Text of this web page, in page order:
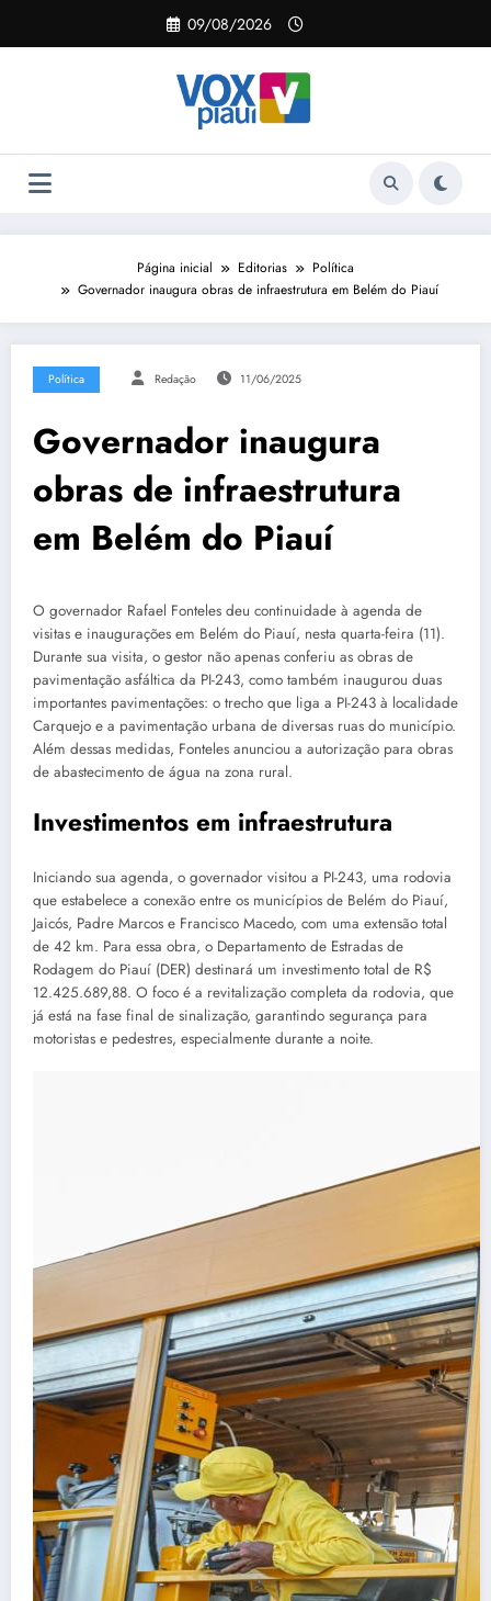
o
09/08/2026
Página inicial Editorias
Política
Governador inaugura obras de infraestrutura em Belém do Piauí
Política Redação 11/06/2025
Governador inaugura
obras de infraestrutura
em Belém do Piauí
O governador Rafael Fonteles deu continuidade à agenda de
visitas e inaugurações em Belém do Piauí, nesta quarta-feira (11).
Durante sua visita, o gestor não apenas conferiu as obras de
pavimentação asfáltica da PI-243, como também inaugurou duas
importantes pavimentações: o trecho que liga a PI-243 à localidade
Carquejo e a pavimentação urbana de diversas ruas do município.
Além dessas medidas, Fonteles anunciou a autorização para obras
de abastecimento de água na zona rural.
Investimentos em infraestrutura
Iniciando sua agenda, o governador visitou a PI-243, uma rodovia
que estabelece a conexão entre os municípios de Belém do Piauí,
Jaicós, Padre Marcos e Francisco Macedo, com uma extensão total
de 42 km. Para essa obra, o Departamento de Estradas de
Rodagem do Piauí (DER) destinará um investimento total de R$
12.425.689,88. O foco é a revitalização completa da rodovia, que
já está na fase final de sinalização, garantindo segurança para
motoristas e pedestres, especialmente durante a noite.